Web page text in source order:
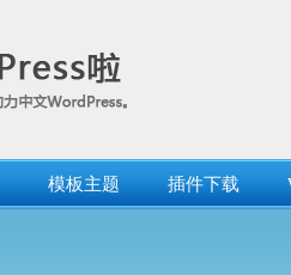
模板主题 插件下载